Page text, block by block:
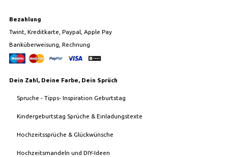
Bezahlung
Twint, Kreditkarte, Paypal, Apple Pay
Banküberweisung, Rechnung
Dein Zahl, Deine Farbe, Dein Sprüch
Spruche - Tipps- Inspiration Geburtstag
Kindergeburtstag Sprüche & Einladungstexte
Hochzeitssprüche & Glückwünsche
Hochzeitsmandeln und DIY-Ideen